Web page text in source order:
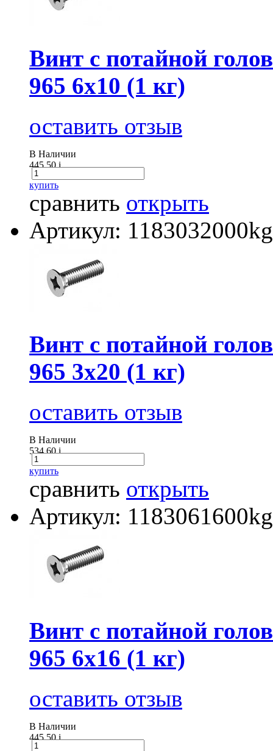
Винт с потайной
965 6х10 (1 кг)
оставить отзыв
В Наличии
445.50i
купить
сравнить открыть
Артикул: 1183032000kg
Винт с потайной
965 3х20 (1 кг)
оставить отзыв
В Наличии
534.60i
купить
сравнить открыть
Артикул: 1183061600kg
Винт с потайной
965 6х16 (1 кг)
оставить отзыв
В Наличии
445.50i